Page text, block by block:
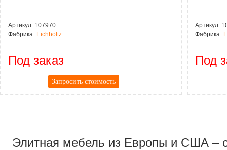
Артикул: 107970
Фабрика: Eichholtz
Под заказ
Запросить стоимость
Артикул:
Фабрика:
Под
Элитная мебель из Европы и США –